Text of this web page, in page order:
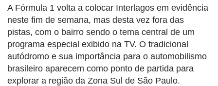
A Fórmula 1 volta a colocar Interlagos em evidência
neste fim de semana, mas desta vez fora das
pistas, com o bairro sendo o tema central de um
programa especial exibido na TV. O tradicional
autódromo e sua importância para o automobilismo
brasileiro aparecem como ponto de partida para
explorar a região da Zona Sul de São Paulo.